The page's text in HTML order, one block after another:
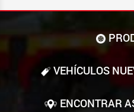
VEHÍCULOS
ENCONTRAR